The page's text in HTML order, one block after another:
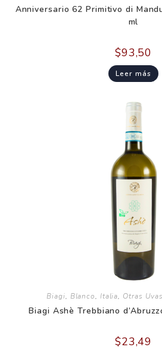
Anniversario 62 Primitivo di
ml
$93,50
Leer más
Biagi, Blanco, Italia, Otras
Biagi Ashè Trebbiano
$23,49